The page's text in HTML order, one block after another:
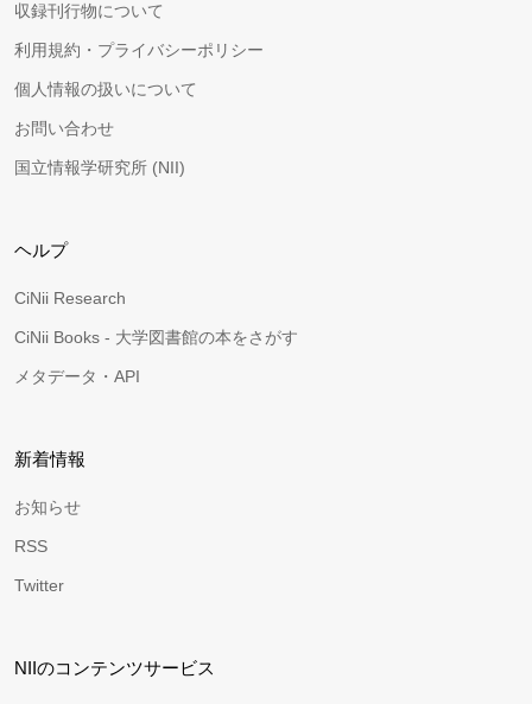
収録刊行物について
利用規約・プライバシーポリシー
個人情報の扱いについて
お問い合わせ
国立情報学研究所 (NII)
ヘルプ
CiNii Research
CiNii Books - 大学図書館の本をさがす
メタデータ・API
新着情報
お知らせ
RSS
Twitter
NIIのコンテンツサービス